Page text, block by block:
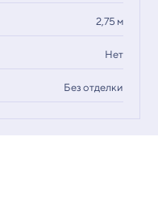
2,75 м
Нет
Без отделки